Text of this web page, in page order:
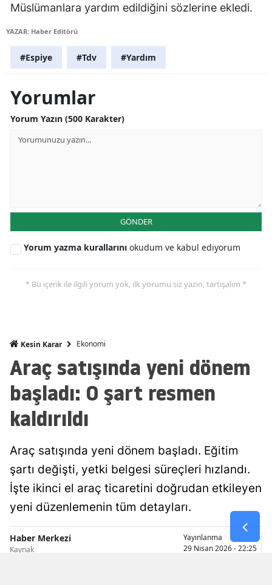
Hatay
Kırşehir
Konya
Manisa
Muş
Nevşehir
Niğde
Ordu
Müslümanlara yardım edildiğini sözlerine ekledi.
YAZAR: Haber Editörü
#Espiye #Tdv #Yardım
Yorumlar
Yorum Yazın (500 Karakter)
GÖNDER
Yorum yazma kurallarını okudum ve kabul ediyorum
* Bu içerik ile ilgili yorum yok, ilk yorumu siz yazın, tartışalım *
Kesin Karar Ekonomi
Araç satışında yeni dönem
başladı: O şart resmen
kaldırıldı
Araç satışında yeni dönem başladı. Eğitim
şartı değişti, yetki belgesi süreçleri hızlandı.
İşte ikinci el araç ticaretini doğrudan etkileyen
yeni düzenlemenin tüm detayları.
Haber Merkezi
Kaynak
Yayınlanma
29 Nisan 2026 - 22:25